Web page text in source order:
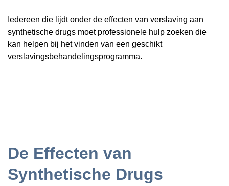
Iedereen die lijdt onder de effecten van verslaving aan
synthetische drugs moet professionele hulp zoeken die
kan helpen bij het vinden van een geschikt
verslavingsbehandelingsprogramma.
De Effecten van
Synthetische Drugs